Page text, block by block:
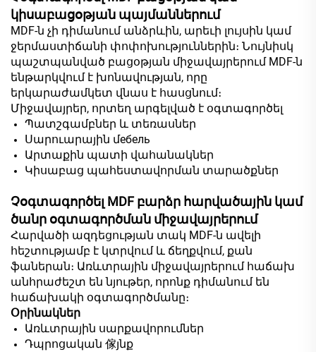
կիսաբացօթյան պայմաններում
MDF-ն չի դիմանում անձրևին, արեւի լույսին կամ
ջերմաստիճանի փոփոխություններին։ Նույնիսկ
պաշտպանված բացօթյան միջավայրերում MDF-ն
ենթարկվում է խոնավության, որը
երկարաժամկետ վնաս է հասցնում։
Միջավայրեր, որտեղ արգելված է օգտագործել
Պատշգամբներ և տեռասներ
Սարուարային մебель
Արտաքին պատի վահանակներ
Կիսաբաց պահեստավորման տարածքներ
Չօգտագործել MDF բարձր հարվածային կամ
ծանր օգտագործման միջավայրերում
Հարվածի ազդեցության տակ MDF-ն ավելի
հեշտությամբ է կտրվում և ճեղքվում, քան
ֆաներան։ Առևտրային միջավայրերում հաճախ
անհրաժեշտ են նյութեր, որոնք դիմանում են
հաճախակի օգտագործմանը։
Օրինակներ
Առևտրային սարքավորումներ
Դպրոցական 傢յնք